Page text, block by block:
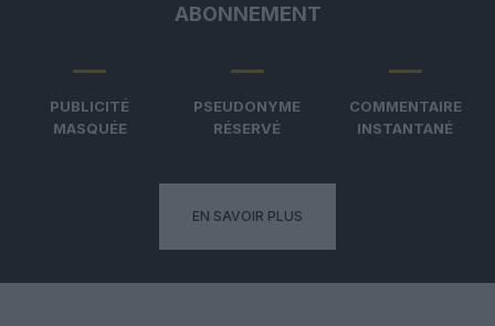
ABONNEMENT
PUBLICITÉ
MASQUÉE
PSEUDONYME
RÉSERVÉ
COMMENTAIRE
INSTANTANÉ
EN SAVOIR PLUS